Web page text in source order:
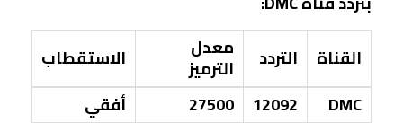
القناة
التردد معدل
الترميز
الاستقطاب
DMC
12092
27500 أفقي